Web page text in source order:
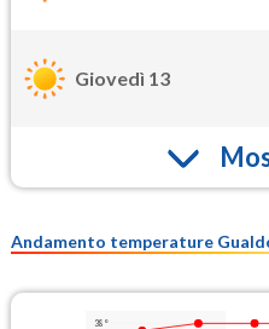
Giovedì 13
Andamento temperature
38°